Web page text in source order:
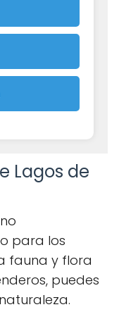
Lagos de
para los
fauna y flora
puedes